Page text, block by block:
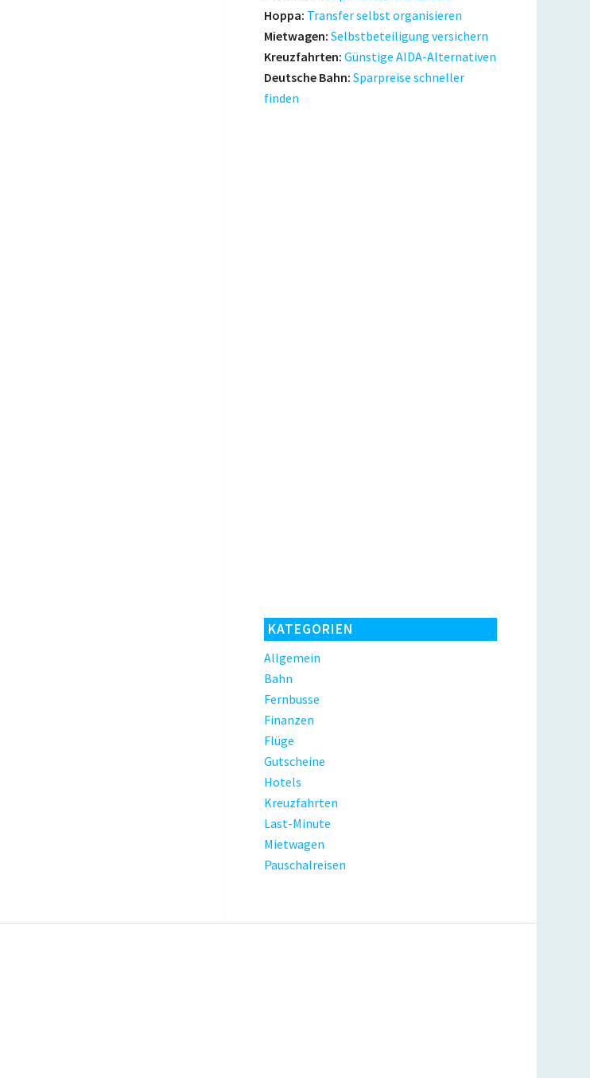
Hoppa: Transfer selbst organisieren
Mietwagen: Selbstbeteiligung versichern
Kreuzfahrten: Günstige AIDA-Alternativen
Deutsche Bahn: Sparpreise schneller
finden
KATEGORIEN
Allgemein
Bahn
Fernbusse
Finanzen
Flüge
Gutscheine
Hotels
Kreuzfahrten
Last-Minute
Mietwagen
Pauschalreisen